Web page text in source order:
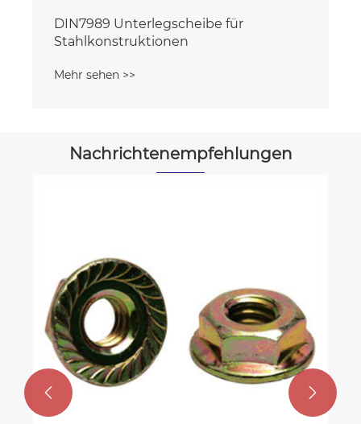
Nachrichtenempfehlungen
unerlässlich?
Mehr sehen >>
 